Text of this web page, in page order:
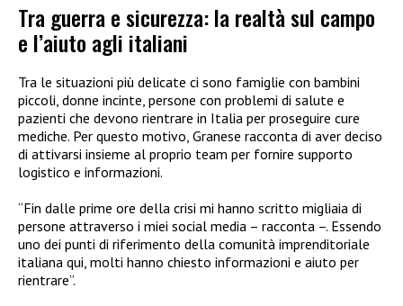
Tra guerra e sicurezza: la realtà sul campo
e l’aiuto agli italiani
Tra le situazioni più delicate ci sono famiglie con bambini
piccoli, donne incinte, persone con problemi di salute e
pazienti che devono rientrare in Italia per proseguire cure
mediche. Per questo motivo, Granese racconta di aver deciso
di attivarsi insieme al proprio team per fornire supporto
logistico e informazioni.
“Fin dalle prime ore della crisi mi hanno scritto migliaia di
persone attraverso i miei social media – racconta –. Essendo
uno dei punti di riferimento della comunità imprenditoriale
italiana qui, molti hanno chiesto informazioni e aiuto per
rientrare”.